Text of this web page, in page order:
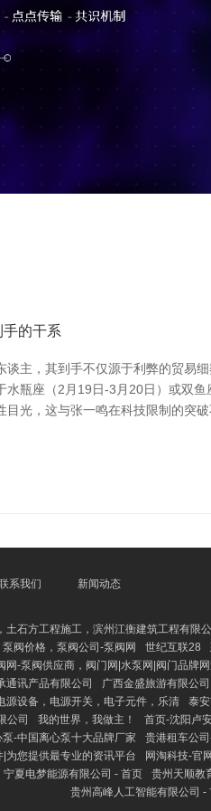
的干系
谈主，其到手不仅源于利弊的贸易
水瓶座（2月19日-3月20日）或双
光，这与张一鸣在科技限制的突
系我们 新闻动态
土石方工程施工，滨州江衡建筑工程有限
泵阀价格，泵阀公司-泵阀网
世纪互联28
网-泵阀供应商，阀门网|水泵网|阀门品牌网
通讯产品有限公司 广西金盛旅游有限公
源设备，电源开关，电子元件，乐清
泰
公司
我的世界，我做主！ 首页-沈阳卢
-中国离心泵十大品牌厂家
贵港租车公
为您提供最专业的资讯平台
网淘科技-官
宁夏电梦能源有限公司 - 首页 贵州天顺教
贵州高峰人工智能有限公司 -